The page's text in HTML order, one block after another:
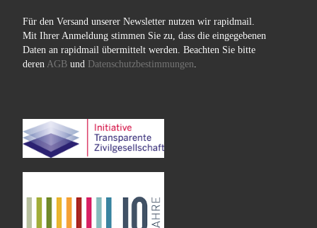
Für den Versand unserer Newsletter nutzen wir rapidmail.
Mit Ihrer Anmeldung stimmen Sie zu, dass die eingegebenen
Daten an rapidmail übermittelt werden. Beachten Sie bitte
deren AGBund Datenschutzbestimmungen